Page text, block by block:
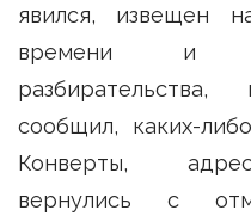
явился, извещен
времени и
сообщил, каких-
Конверты,
вернулись с